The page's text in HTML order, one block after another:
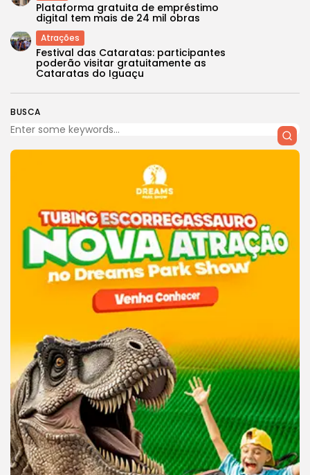
BUSCA
Plataforma gratuita de empréstimo
digital tem mais de 24 mil obras
Atrações
Festival das Cataratas: participantes
poderão visitar gratuitamente as
Cataratas do Iguaçu